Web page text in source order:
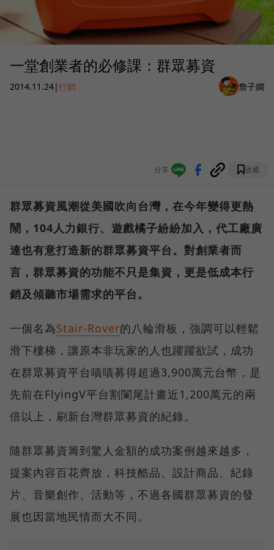
一堂創業者的必修課：群眾募資
2014.11.24|行銷 詹子嫻
分享 收藏
群眾募資風潮從美國吹向台灣，在今年變得更熱
鬧，104人力銀行、遊戲橘子紛紛加入，代工廠廣
達也有意打造新的群眾募資平台。對創業者而
言，群眾募資的功能不只是集資，更是低成本行
銷及傾聽市場需求的平台。
一個名為Stair-Rover的八輪滑板，強調可以輕鬆
滑下樓梯，讓原本非玩家的人也躍躍欲試，成功
在群眾募資平台嘖嘖募得超過3,900萬元台幣，是
先前在FlyingV平台割闌尾計畫近1,200萬元的兩
倍以上，刷新台灣群眾募資的紀錄。
隨群眾募資籌到驚人金額的成功案例越來越多，
提案內容百花齊放，科技酷品、設計商品、紀錄
片、音樂創作、活動等，不過各國群眾募資的發
展也因當地民情而大不同。